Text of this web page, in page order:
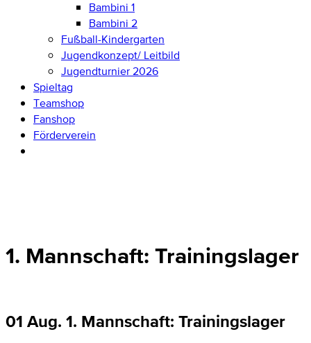
Bambini 1
Bambini 2
Fußball-Kindergarten
Jugendkonzept/ Leitbild
Jugendturnier 2026
Spieltag
Teamshop
Fanshop
Förderverein
1. Mannschaft: Trainingslager
01 Aug. 1. Mannschaft: Trainingslager